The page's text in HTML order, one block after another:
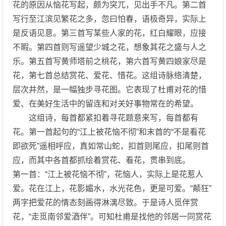
花的原因从恼花写起，颇为突兀，见出手不凡。第二首
写行至江滨见繁花之多，忽曰怕春，语极奇异，实际上
是反语见意。第三首写某些人家的花，红白耀眼，应接
不暇。第四首则写遥望少城之花，想象其花之盛与人之
乐。第五首写黄师塔前之桃花，第六首写黄四娘家尽是
花，第七首总结赏花、爱花、惜花。这组诗脉络清楚，
层次井然，是一幅独步寻花图。它表现了杜甫对花的惜
爱、在美好生活中的留连和对关好事物常在的希望。
这组诗，每首都紧扣着寻花题意来写，每首都有
花。第一首起句的“江上被花恼不彻”和末首的“不是看花
即欲死”遥相呼应，真如常山蛇，扣首则尾应，扣尾则首
应，而其中各首都抓绘着赏花、看花，贯串到底。
第一首：“江上被花恼不彻”，花恼人，实际上是花惹人
爱。花在江上，花影媚水，水光花色，更是可爱。“颠狂”
两字把爱花的情态刻画得淋漓尽致。于是诗人觅伴赏
花，“走觅南邻爱酒伴”。可知杜甫是找他的邻居一同赏花